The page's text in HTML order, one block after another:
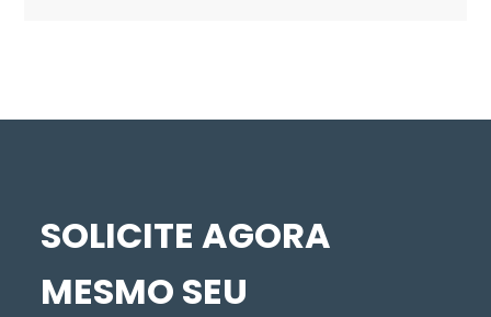
SOLICITE AGORA
MESMO SEU